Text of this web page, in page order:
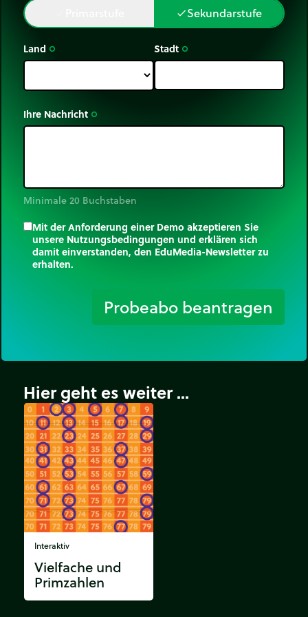
doneSekundarstufe
Land trip_origin Stadt trip_origin
Ihre Nachricht trip_origin
Minimale 20 Buchstaben
Mit der Anforderung einer Demo akzeptieren Sie
unsere Nutzungsbedingungen und erklären sich
damit einverstanden, den EduMedia-Newsletter zu
erhalten.
Probeabo beantragen
Hier geht es weiter ...
Interaktiv
Vielfache und
Primzahlen